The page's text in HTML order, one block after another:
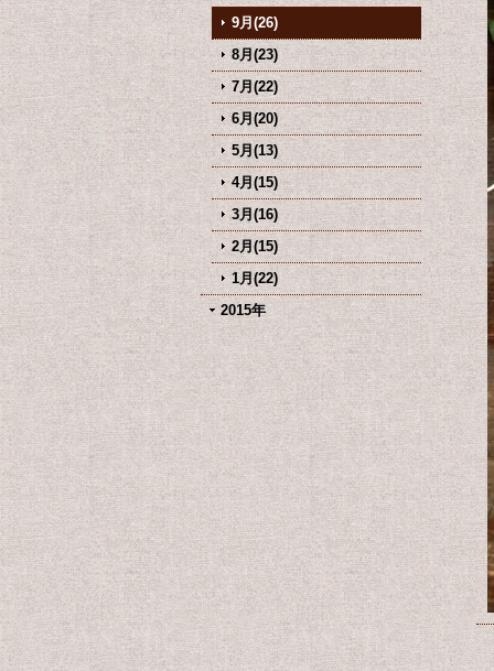
9月(26)
8月(23)
7月(22)
6月(20)
5月(13)
4月(15)
3月(16)
2月(15)
1月(22)
2015年